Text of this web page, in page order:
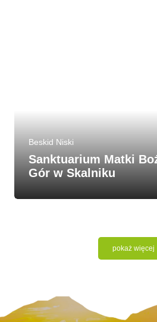
Beskid Niski
Sanktuarium Matki
Gór w Skalniku
pokaż więcej